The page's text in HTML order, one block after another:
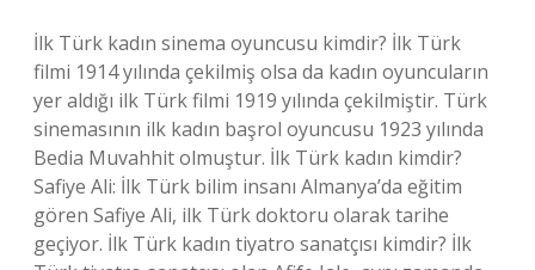
İlk Türk kadın sinema oyuncusu kimdir? İlk Türk
filmi 1914 yılında çekilmiş olsa da kadın oyuncuların
yer aldığı ilk Türk filmi 1919 yılında çekilmiştir. Türk
sinemasının ilk kadın başrol oyuncusu 1923 yılında
Bedia Muvahhit olmuştur. İlk Türk kadın kimdir?
Safiye Ali: İlk Türk bilim insanı Almanya’da eğitim
gören Safiye Ali, ilk Türk doktoru olarak tarihe
geçiyor. İlk Türk kadın tiyatro sanatçısı kimdir? İlk